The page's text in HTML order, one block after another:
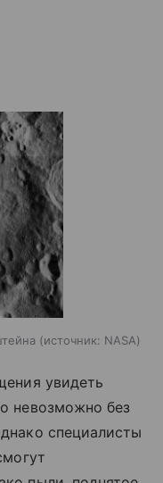
источник: NASA
увидеть
невозможно без
специалисты